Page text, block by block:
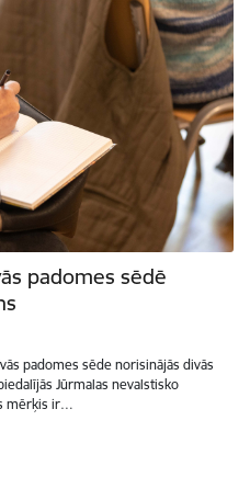
padomes sēdē
padomes sēde norisinājās divās
Jūrmalas nevalstisko
mērķis ir…